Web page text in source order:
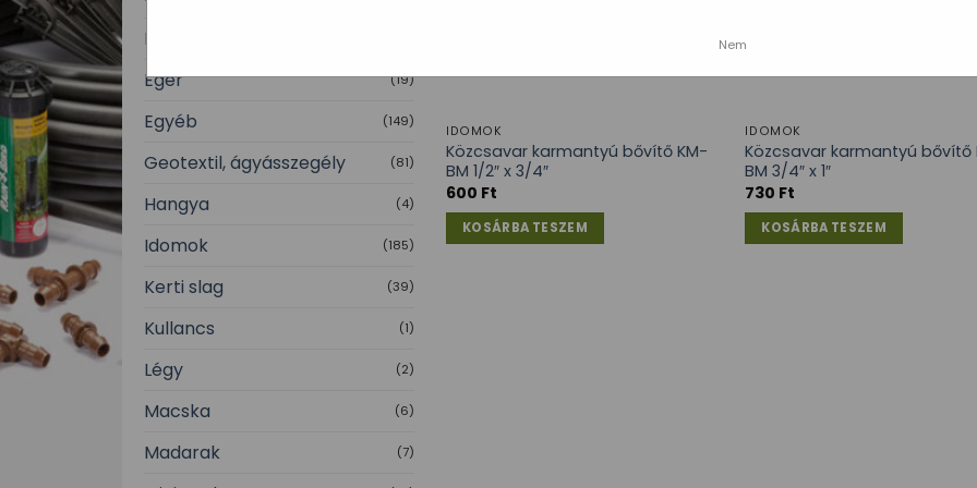
Nem
Darázs
Egér (19)
Egyéb (149)
Geotextil, ágyásszegély (81)
Hangya (4)
Idomok (185)
Kerti slag (39)
Kullancs (1)
Légy (2)
Macska (6)
Madarak (7)
IDOMOK
Közcsavar karmantyú bővítő KM-
BM 1/2″ x 3/4″
600 Ft
KOSÁRBA TESZEM
IDOMOK
Közcsavar karmantyú bővítő
BM 3/4″ x 1″
730 Ft
KOSÁRBA TESZEM